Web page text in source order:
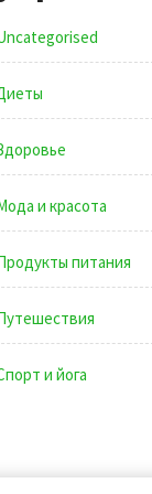
и красота
питания
и йога